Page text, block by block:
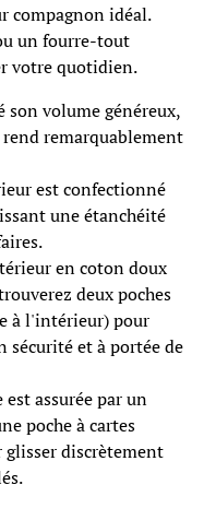
compagnon idéal.
un fourre-tout
votre quotidien.
son volume généreux,
remarquablement
est confectionné
une étanchéité
en coton doux
deux poches
à l'intérieur) pour
sécurité et à portée de
est assurée par un
poche à cartes
discrètement